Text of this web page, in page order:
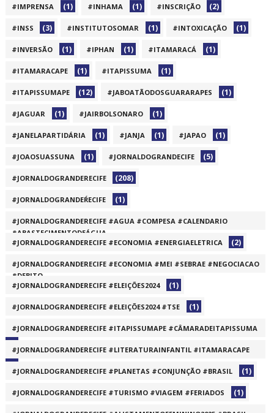
#IMPRENSA (1) #INHAMA (1) #INSCRIÇÃO (2)
#INSS (3) #INSTITUTOSOMAR (1) #INTOXICAÇÃO (1)
#INVERSÃO (1) #IPHAN (1) #ITAMARACÁ (1)
#ITAMARACAPE (1) #ITAPISSUMA (1)
#ITAPISSUMAPE (12) #JABOATÃODOSGUARARAPES (1)
#JAGUAR (1) #JAIRBOLSONARO (1)
#JANELAPARTIDÁRIA (1) #JANJA (1) #JAPAO (1)
#JOAOSUASSUNA (1) #JORNALDOGRANDECIFE (5)
#JORNALDOGRANDERECIFE (208)
#JORNALDOGRANDEŔECIFE (1)
#JORNALDOGRANDERECIFE #AGUA #COMPESA #CALENDARIO
#ABASTECIMENTODEÁGUA
(1)
#JORNALDOGRANDERECIFE #ECONOMIA #ENERGIAELETRICA (2)
#JORNALDOGRANDERECIFE #ECONOMIA #MEI #SEBRAE #NEGOCIACAO
#DEBITO
(1)
#JORNALDOGRANDERECIFE #ELEIÇÕES2024 (1)
#JORNALDOGRANDERECIFE #ELEIÇÕES2024 #TSE (1)
#JORNALDOGRANDERECIFE #ITAPISSUMAPE #CÂMARADEITAPISSUMA
(1)
#JORNALDOGRANDERECIFE #LITERATURAINFANTIL #ITAMARACAPE
(1)
#JORNALDOGRANDERECIFE #PLANETAS #CONJUNÇÃO #BRASIL (1)
#JORNALDOGRANDERECIFE #TURISMO #VIAGEM #FERIADOS (1)